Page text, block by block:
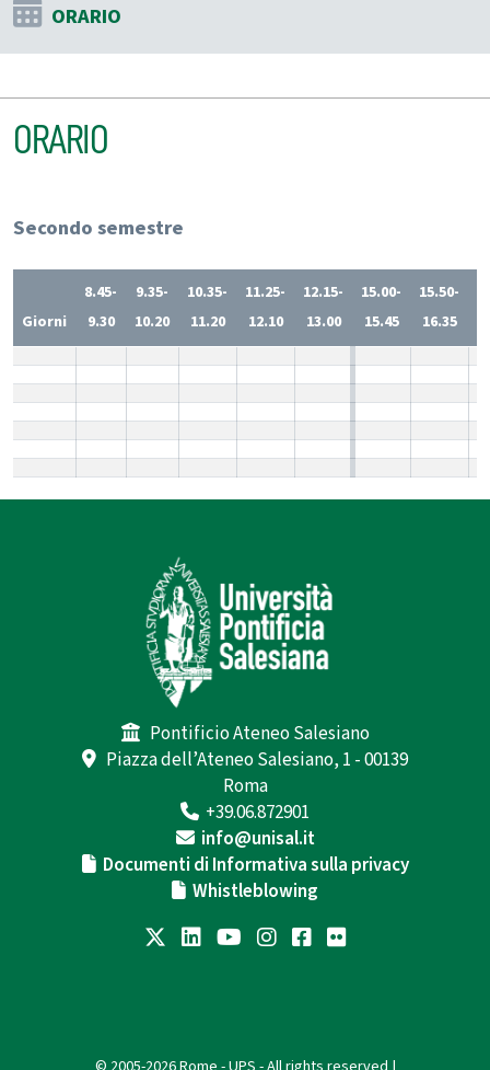
ORARIO
ORARIO
Secondo semestre
Giorni
8.45-
9.30
9.35-
10.20
10.35-
11.20
11.25-
12.10
12.15-
13.00
15.00-
15.45
15.50-
16.35
Pontificio Ateneo Salesiano
Piazza dell’Ateneo Salesiano, 1 - 00139
Roma
+39.06.872901
info@unisal.it
Documenti di Informativa sulla privacy
Whistleblowing